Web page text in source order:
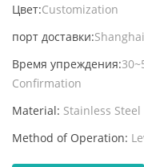
Цвет:Customization
порт доставки:
Время упреждения:
Confirmation
Material: Stainless Steel
Method of Operation: